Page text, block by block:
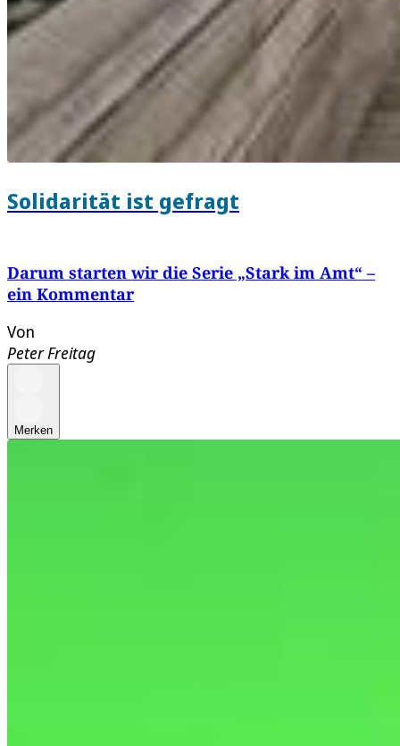
Solidarität ist gefragt
Darum starten wir die Serie „Stark im Amt“ –
ein Kommentar
Von
Peter Freitag
Merken